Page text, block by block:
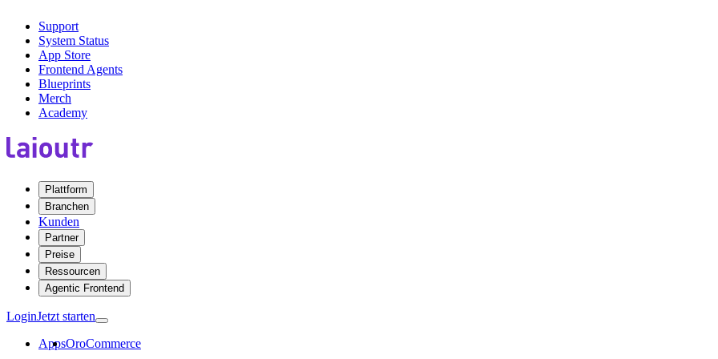
Support
System Status
App Store
Frontend Agents
Blueprints
Merch
Academy
Plattform
Branchen
Kunden
Partner
Preise
Ressourcen
Agentic Frontend
LoginJetzt starten
AppsOroCommerce